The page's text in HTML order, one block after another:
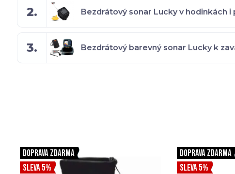
2. Bezdrátový sonar Lucky v hodinkách i
3. Bezdrátový barevný sonar Lucky k
DOPRAVA ZDARMA
SLEVA 5%
DOPRAVA ZDARMA
SLEVA 5%